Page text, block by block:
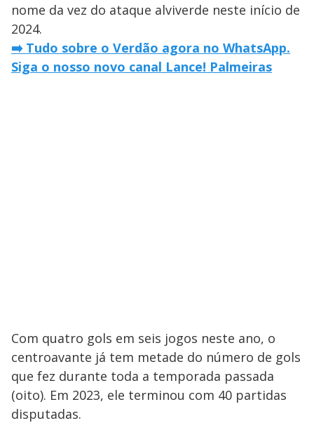
nome da vez do ataque alviverde neste início de
2024.
➡️ Tudo sobre o Verdão agora no WhatsApp.
Siga o nosso novo canal Lance! Palmeiras
Com quatro gols em seis jogos neste ano, o
centroavante já tem metade do número de gols
que fez durante toda a temporada passada
(oito). Em 2023, ele terminou com 40 partidas
disputadas.